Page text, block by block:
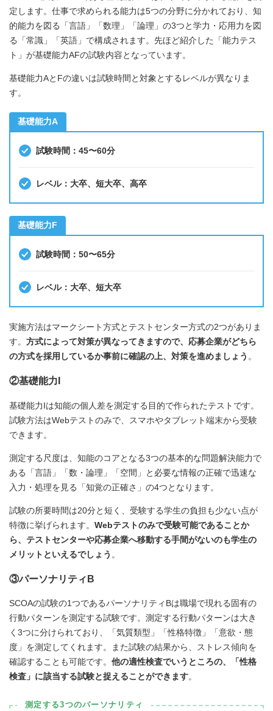
定します。仕事で求められる能力は5つの分野に分かれており、知
的能力を図る「言語」「数理」「論理」の3つと学力・応用力を図
る「常識」「英語」で構成されます。先ほど紹介した「能力テス
ト」が基礎能力AFの試験内容となっています。
基礎能力AとFの違いは試験時間と対象とするレベルが異なりま
す。
基礎能力A
試験時間：45〜60分
レベル：大卒、短大卒、高卒
基礎能力F
試験時間：50〜65分
レベル：大卒、短大卒
実施方法はマークシート方式とテストセンター方式の2つがありま
す。 方式によって対策が異なってきますので、応募企業がどちら
の方式を採用しているか事前に確認の上、対策を進めましょう 。
②基礎能力I
基礎能力Iは知能の個人差を測定する目的で作られたテストです。
試験方法はWebテストのみで、スマホやタブレット端末から受験
できます。
測定する尺度は、知能のコアとなる3つの基本的な問題解決能力で
ある「言語」「数・論理」「空間」と必要な情報の正確で迅速な
入力・処理を見る「知覚の正確さ」の4つとなります。
試験の所要時間は20分と短く、受験する学生の負担も少ない点が
特徴に挙げられます。 Webテストのみで受験可能であることか
ら、テストセンターや応募企業へ移動する手間がないのも学生の
メリットといえるでしょう 。
③パーソナリティB
SCOAの試験の1つであるパーソナリティBは職場で現れる固有の
行動パターンを測定する試験です。測定する行動パターンは大き
く3つに分けられており、「気質類型」「性格特徴」「意欲・態
度」を測定してくれます。また試験の結果から、ストレス傾向を
確認することも可能です。 他の適性検査でいうところの、「性格
検査」に該当する試験と捉えることができます。
測定する3つのパーソナリティ